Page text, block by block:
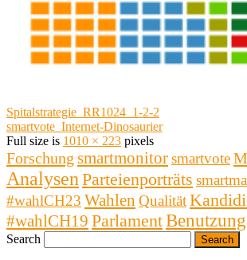
Spitalstrategie_RR1024_1-2-2
smartvote_Internet-Dinosaurier
Full size is 1010 × 223 pixels
Forschung smartmonitorsmartvote
Analysen Parteienporträts
#wahlCH23 Wahlen Qualität
#wahlCH19 ParlamentBenutzung
Search